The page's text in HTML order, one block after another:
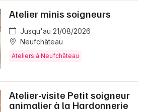
Atelier minis soigneurs
Jusqu'au 21/08/2026
Neufchâteau
Ateliers à Neufchâteau
Atelier-visite Petit soigneur
animalier à la Hardonnerie